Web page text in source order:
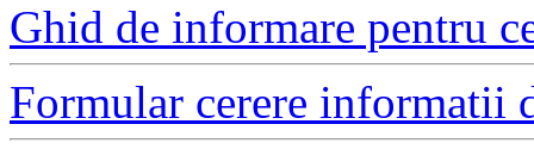
Ghid de informare pentru
Formular cerere informatii